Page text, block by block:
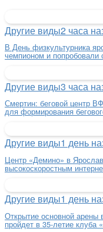
Другие виды2 часа
В День физкультурника
чемпионом и
Другие виды3 часа
Смертин: беговой центр
для формирования
Другие виды1 день
Центр «Демино» в
высокоскоростным
Другие виды1 день
Открытие основной арены
пройдет в 35-летие клуба